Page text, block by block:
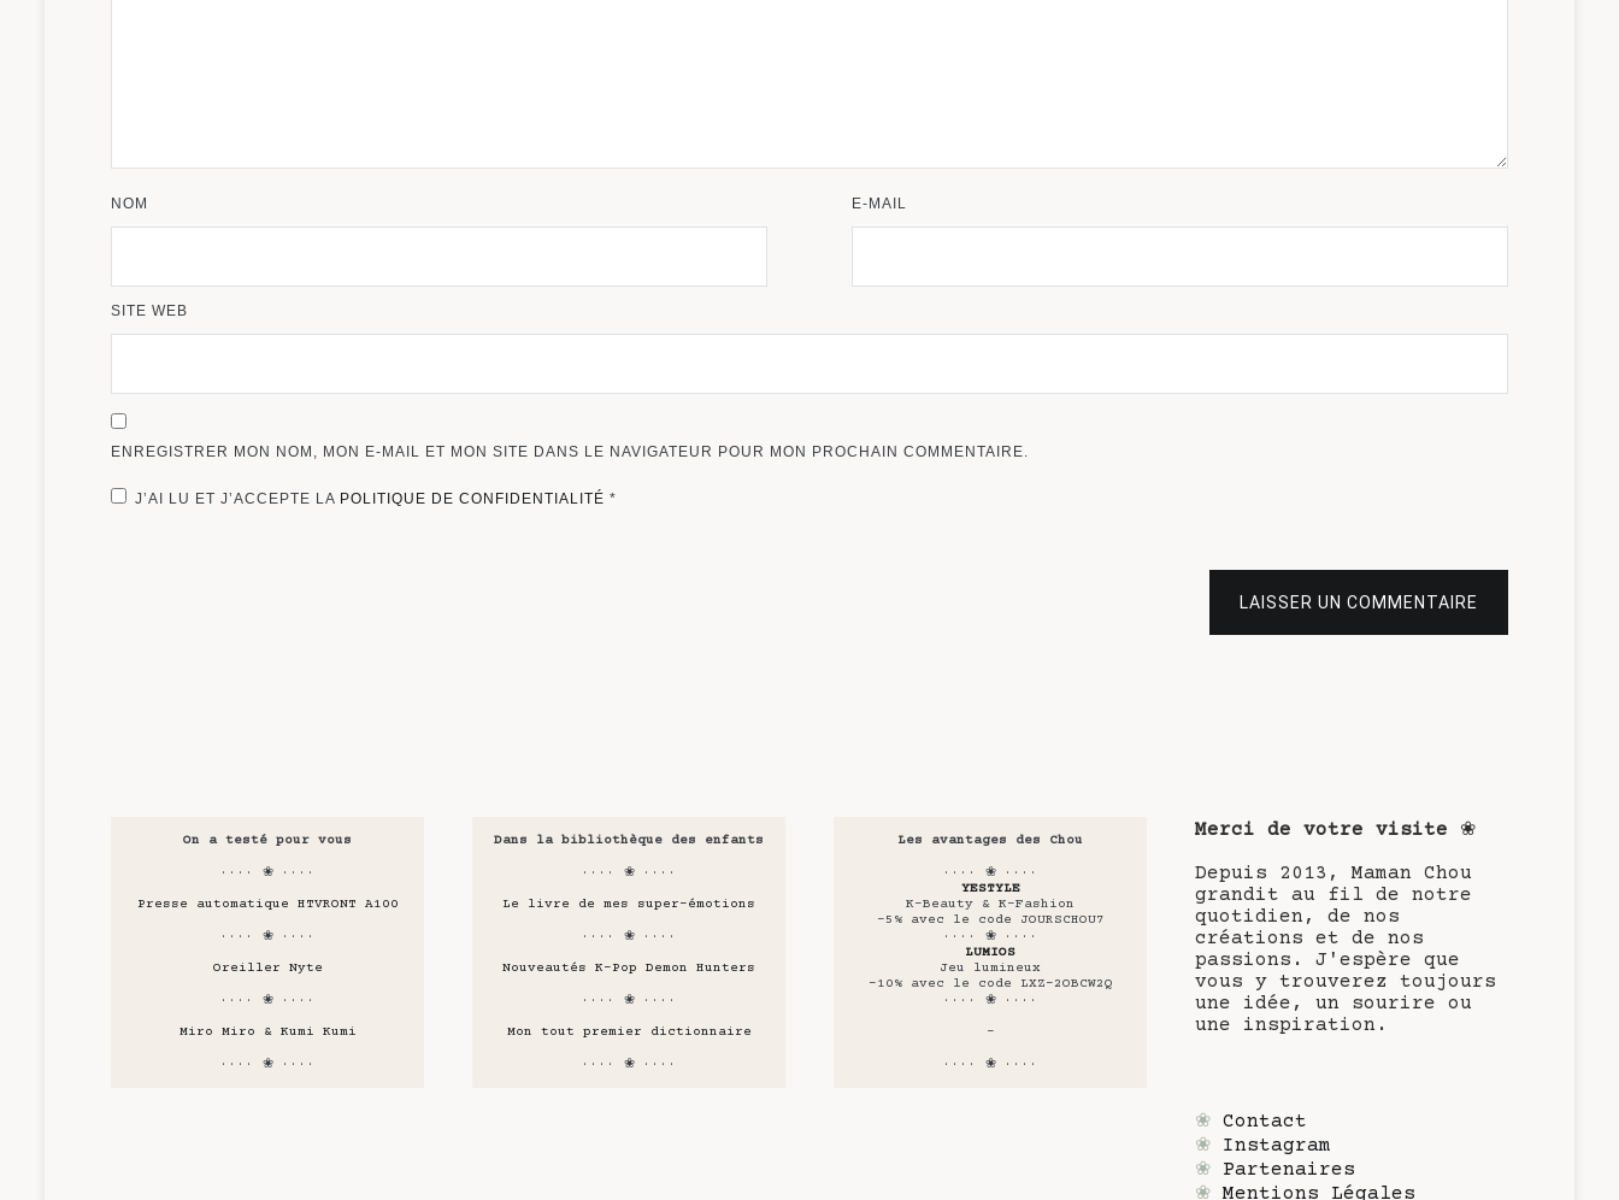
NOM E-MAIL
SITE WEB
ENREGISTRER MON NOM, MON E-MAIL ET MON SITE DANS LE NAVIGATEUR POUR MON PROCHAIN COMMENTAIRE.
J’AI LU ET J’ACCEPTE LA POLITIQUE DE CONFIDENTIALITÉ *
LAISSER UN COMMENTAIRE
On a testé pour vous
···· ❀ ····
Presse automatique HTVRONT A100
···· ❀ ····
Oreiller Nyte
···· ❀ ····
Miro Miro & Kumi Kumi
···· ❀ ····
Dans la bibliothèque des enfants
···· ❀ ····
Le livre de mes super-émotions
···· ❀ ····
Nouveautés K-Pop Demon Hunters
···· ❀ ····
Mon tout premier dictionnaire
···· ❀ ····
Les avantages des Chou
···· ❀ ····
YESTYLE
K-Beauty & K-Fashion
-5% avec le code JOURSCHOU7
···· ❀ ····
LUMIOS
Jeu lumineux
-10% avec le code LXZ-2OBCW2Q
···· ❀ ····
-
···· ❀ ····
Merci de votre visite ❀
Depuis 2013, Maman Chou
grandit au fil de notre
quotidien, de nos
créations et de nos
passions. J'espère que
vous y trouverez toujours
une idée, un sourire ou
une inspiration.
❀ Contact
❀ Instagram
❀ Partenaires
❀ Mentions Légales